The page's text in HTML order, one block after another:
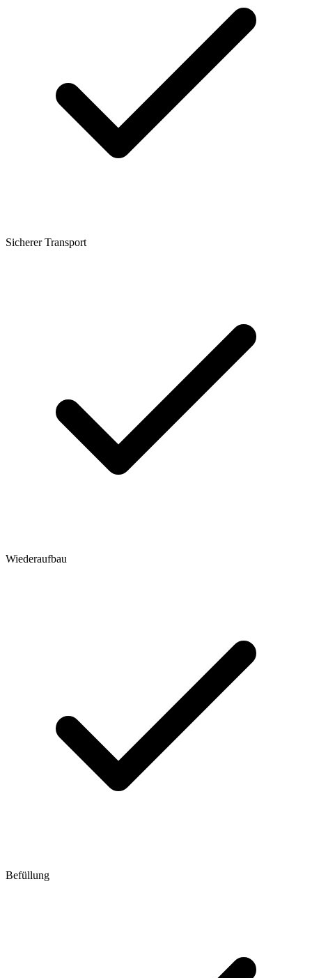
Sicherer Transport
Wiederaufbau
Befüllung